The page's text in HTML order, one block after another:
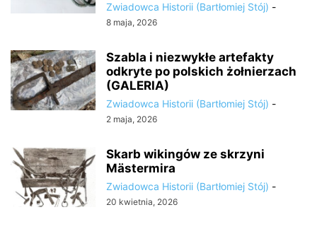
Zwiadowca Historii (Bartłomiej Stój) -
8 maja, 2026
Szabla i niezwykłe artefakty
odkryte po polskich żołnierzach
(GALERIA)
Zwiadowca Historii (Bartłomiej Stój) -
2 maja, 2026
Skarb wikingów ze skrzyni
Mästermira
Zwiadowca Historii (Bartłomiej Stój) -
20 kwietnia, 2026